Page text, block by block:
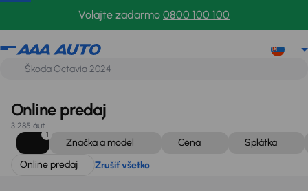
Volajte zadarmo 0800 100 100
Online predaj
Online predaj
3 285 áut
1
Značka a model Cena
Splátka
Online predaj
Zrušiť všetko